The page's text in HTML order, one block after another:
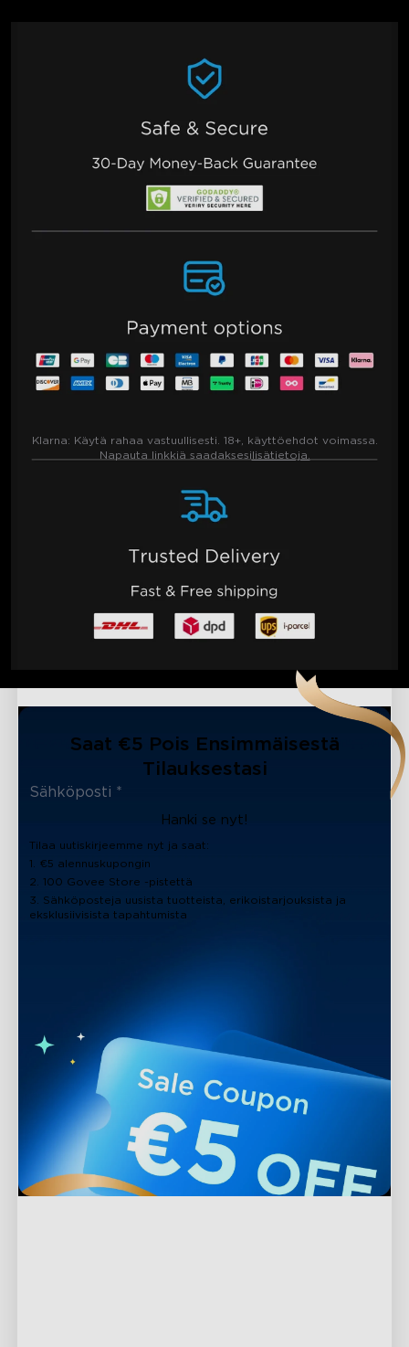
Klarna: Käytä rahaa vastuullisesti. 18+, käyttöehdot voimassa.
Napauta linkkiä saadaksesilisätietoja.
Saat €5 Pois Ensimmäisestä
Tilauksestasi
Hanki se nyt!
Tilaa uutiskirjeemme nyt ja saat:
1. €5 alennuskupongin
2. 100 Govee Store -pistettä
3. Sähköposteja uusista tuotteista, erikoistarjouksista ja
eksklusiivisista tapahtumista